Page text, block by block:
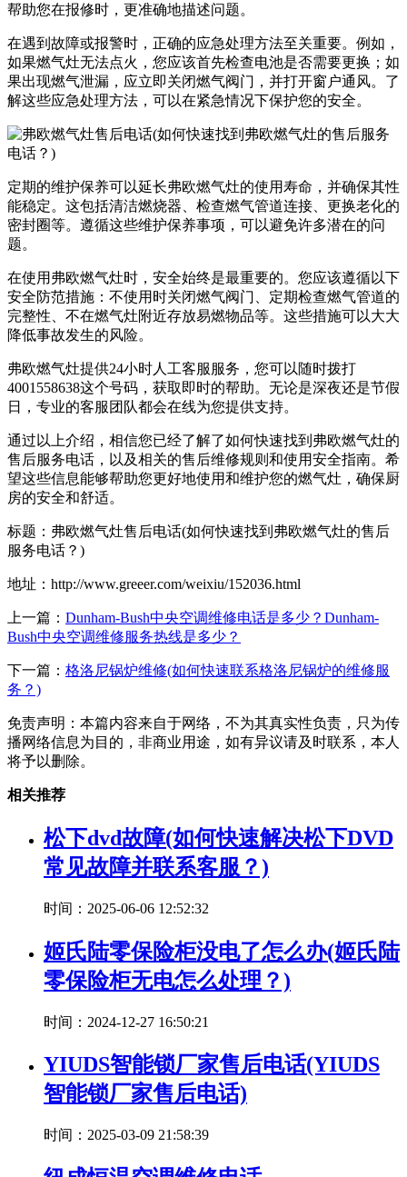
帮助您在报修时，更准确地描述问题。
在遇到故障或报警时，正确的应急处理方法至关重要。例如，
如果燃气灶无法点火，您应该首先检查电池是否需要更换；如
果出现燃气泄漏，应立即关闭燃气阀门，并打开窗户通风。了
解这些应急处理方法，可以在紧急情况下保护您的安全。
定期的维护保养可以延长弗欧燃气灶的使用寿命，并确保其性
能稳定。这包括清洁燃烧器、检查燃气管道连接、更换老化的
密封圈等。遵循这些维护保养事项，可以避免许多潜在的问
题。
在使用弗欧燃气灶时，安全始终是最重要的。您应该遵循以下
安全防范措施：不使用时关闭燃气阀门、定期检查燃气管道的
完整性、不在燃气灶附近存放易燃物品等。这些措施可以大大
降低事故发生的风险。
弗欧燃气灶提供24小时人工客服服务，您可以随时拨打
4001558638这个号码，获取即时的帮助。无论是深夜还是节假
日，专业的客服团队都会在线为您提供支持。
通过以上介绍，相信您已经了解了如何快速找到弗欧燃气灶的
售后服务电话，以及相关的售后维修规则和使用安全指南。希
望这些信息能够帮助您更好地使用和维护您的燃气灶，确保厨
房的安全和舒适。
标题：弗欧燃气灶售后电话(如何快速找到弗欧燃气灶的售后
服务电话？)
地址：http://www.greeer.com/weixiu/152036.html
上一篇： Dunham-Bush中央空调维修电话是多少？Dunham-
Bush中央空调维修服务热线是多少？
下一篇： 格洛尼锅炉维修(如何快速联系格洛尼锅炉的维修服
务？)
免责声明：本篇内容来自于网络，不为其真实性负责，只为传
播网络信息为目的，非商业用途，如有异议请及时联系，本人
将予以删除。
相关推荐
松下dvd故障(如何快速解决松下DVD
常见故障并联系客服？)
时间：2025-06-06 12:52:32
姬氏陆零保险柜没电了怎么办(姬氏陆
零保险柜无电怎么处理？)
时间：2024-12-27 16:50:21
YIUDS智能锁厂家售后电话(YIUDS
智能锁厂家售后电话)
时间：2025-03-09 21:58:39